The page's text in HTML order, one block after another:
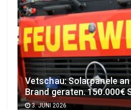
Vetschau: Solarpanele
Brand geraten. 150.000€
3. JUNI 2026